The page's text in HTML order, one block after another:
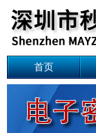
首页